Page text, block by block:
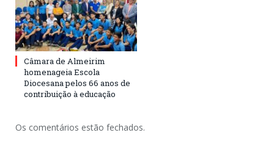
Câmara de Almeirim
homenageia Escola
Diocesana pelos 66 anos de
contribuição à educação
Os comentários estão fechados.